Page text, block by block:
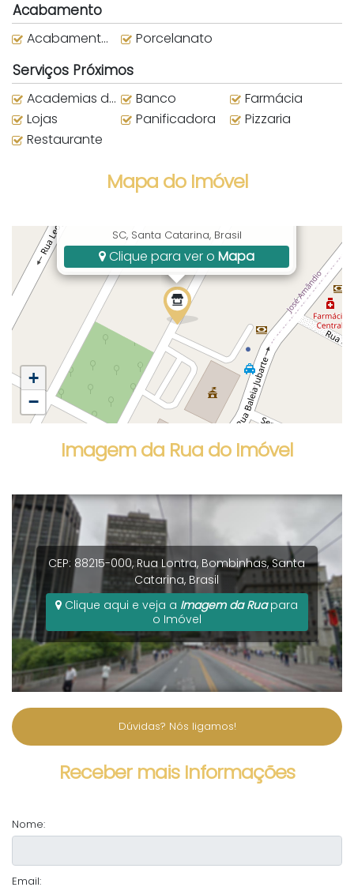
Acabamento
Acabamento em Gesso Porcelanato
Serviços Próximos
Academias de ginástica Banco
Farmácia
Lojas
Panificadora
Pizzaria
Restaurante
Mapa do Imóvel
SC, Santa Catarina, Brasil
Clique para ver o Mapa
+
−
Imagem da Rua do Imóvel
CEP: 88215-000, Rua Lontra, Bombinhas,Santa
Catarina, Brasil
Clique aqui e veja a Imagem da Ruapara
o Imóvel
Dúvidas? Nós ligamos!
Receber mais Informações
Nome:
Email: